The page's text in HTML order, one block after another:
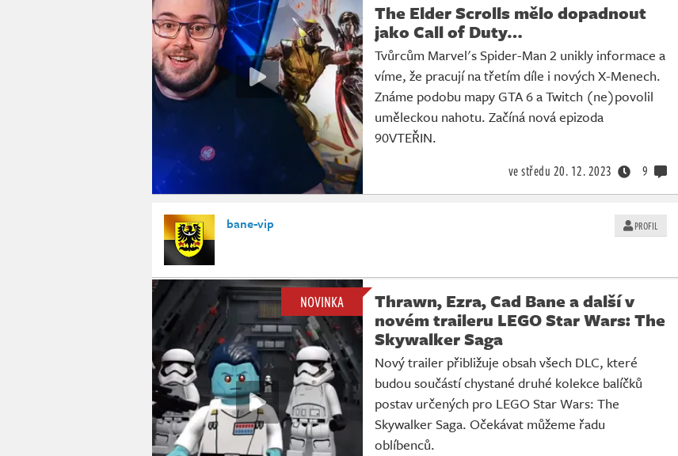
The Elder Scrolls mělo dopadnout
jako Call of Duty…
Tvůrcům Marvel's Spider-Man 2 unikly informace a
víme, že pracují na třetím díle i nových X-Menech.
Známe podobu mapy GTA 6 a Twitch (ne)povolil
uměleckou nahotu. Začíná nová epizoda
90VTEŘIN.
ve středu 20. 12. 2023 9
bane-vip PROFIL
NOVINKA
Thrawn, Ezra, Cad Bane a další v
novém traileru LEGO Star Wars: The
Skywalker Saga
Nový trailer přibližuje obsah všech DLC, které
budou součástí chystané druhé kolekce balíčků
postav určených pro LEGO Star Wars: The
Skywalker Saga. Očekávat můžeme řadu
oblíbenců.